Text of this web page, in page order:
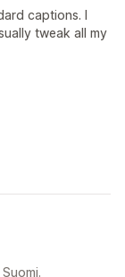
captions. I
tweak all my